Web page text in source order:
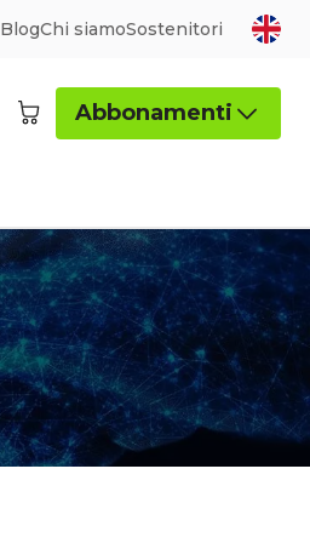
BlogChi siamoSostenitori
Abbonamenti